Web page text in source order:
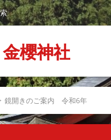
櫻神社
鏡開きのご案内 令和6年